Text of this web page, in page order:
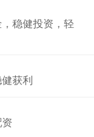
稳健投资，轻
获利